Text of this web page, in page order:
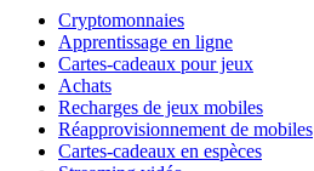
Cryptomonnaies
Apprentissage en ligne
Cartes-cadeaux pour jeux
Achats
Recharges de jeux mobiles
Réapprovisionnement de mobiles
Cartes-cadeaux en espèces